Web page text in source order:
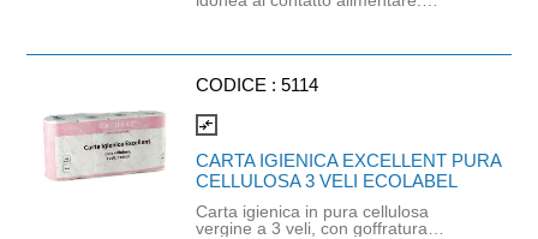
Dimensioni strappo: H25,6cm x
Prodotto certificato Ecolabel.
CODICE :5114
compare_arrows
CARTA IGIENICA EXCELLENT PURA
CELLULOSA 3 VELI ECOLABEL
Carta igienica in pura cellulosa
vergine a 3 veli, con goffratura